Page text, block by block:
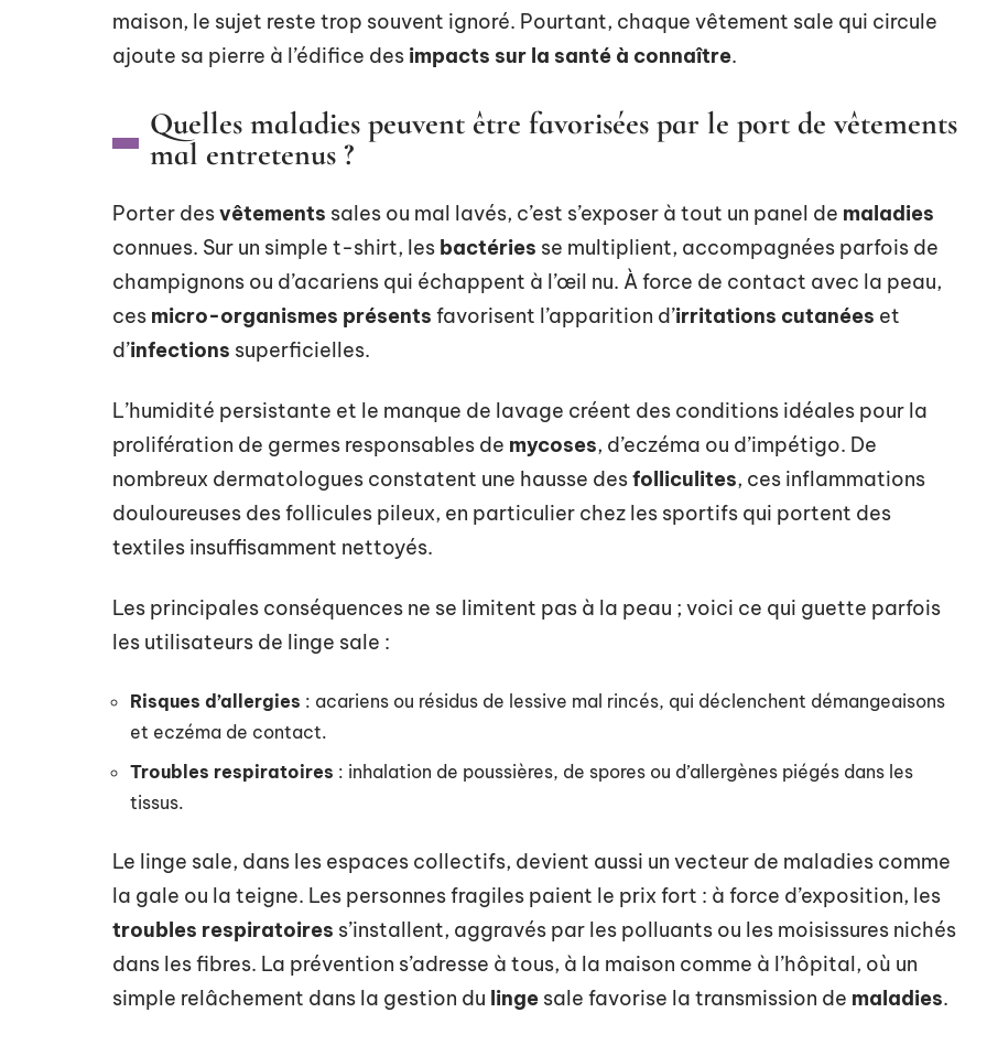
maison, le sujet reste trop souvent ignoré. Pourtant, chaque vêtement sale qui circule
ajoute sa pierre à l’édifice des impacts sur la santé à connaître.
Quelles maladies peuvent être favorisées par le port de vêtements
mal entretenus ?
Porter desvêtements sales ou mal lavés, c’est s’exposer à tout un panel de maladies
connues. Sur un simple t-shirt, les bactéries se multiplient, accompagnées parfois de
champignons ou d’acariens qui échappent à l’œil nu. À force de contact avec la peau,
ces micro-organismes présents favorisent l’apparition d’irritations cutanées et
d’infections superficielles.
L’humidité persistante et le manque de lavage créent des conditions idéales pour la
prolifération de germes responsables de mycoses, d’eczéma ou d’impétigo. De
nombreux dermatologues constatent une hausse desfolliculites, ces inflammations
douloureuses des follicules pileux, en particulier chez les sportifs qui portent des
textiles insuffisamment nettoyés.
Les principales conséquences ne se limitent pas à la peau ; voici ce qui guette parfois
les utilisateurs de linge sale :
Risques d’allergies : acariens ou résidus de lessive mal rincés, qui déclenchent démangeaisons
et eczéma de contact.
Troubles respiratoires : inhalation de poussières, de spores ou d’allergènes piégés dans les
tissus.
Le linge sale, dans les espaces collectifs, devient aussi un vecteur de maladies comme
la gale ou la teigne. Les personnes fragiles paient le prix fort : à force d’exposition, les
troubles respiratoires s’installent, aggravés par les polluants ou les moisissures nichés
dans les fibres. La prévention s’adresse à tous, à la maison comme à l’hôpital, où un
simple relâchement dans la gestion du linge sale favorise la transmission de maladies.